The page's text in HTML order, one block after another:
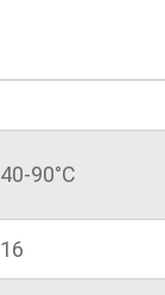
40-90°С
16